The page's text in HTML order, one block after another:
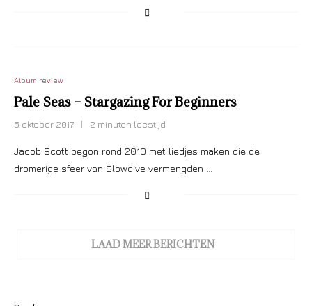
Album review
Pale Seas – Stargazing For Beginners
5 oktober 2017 2 minuten leestijd
Jacob Scott begon rond 2010 met liedjes maken die de
dromerige sfeer van Slowdive vermengden …
LAAD MEER BERICHTEN